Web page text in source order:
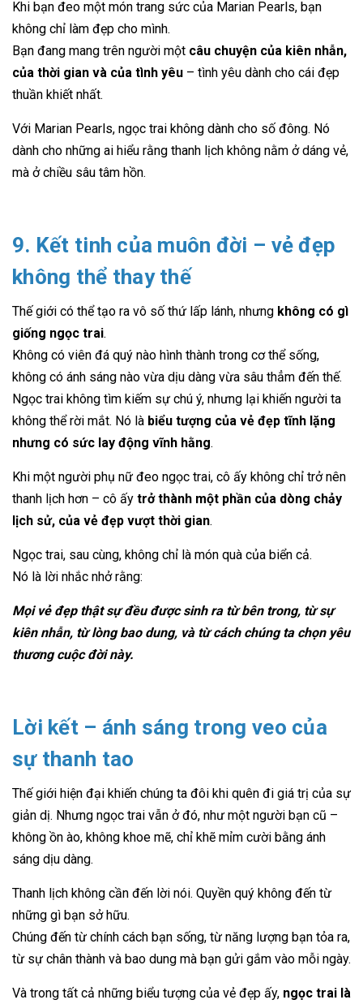
Khi bạn đeo một món trang sức của Marian Pearls, bạn
không chỉ làm đẹp cho mình.
Bạn đang mang trên người một câu chuyện của kiên nhẫn,
của thời gian và của tình yêu – tình yêu dành cho cái đẹp
thuần khiết nhất.
Với Marian Pearls, ngọc trai không dành cho số đông. Nó
dành cho những ai hiểu rằng thanh lịch không nằm ở dáng vẻ,
mà ở chiều sâu tâm hồn.
9. Kết tinh của muôn đời – vẻ đẹp
không thể thay thế
Thế giới có thể tạo ra vô số thứ lấp lánh, nhưng không có gì
giống ngọc trai.
Không có viên đá quý nào hình thành trong cơ thể sống,
không có ánh sáng nào vừa dịu dàng vừa sâu thẳm đến thế.
Ngọc trai không tìm kiếm sự chú ý, nhưng lại khiến người ta
không thể rời mắt. Nó là biểu tượng của vẻ đẹp tĩnh lặng
nhưng có sức lay động vĩnh hằng.
Khi một người phụ nữ đeo ngọc trai, cô ấy không chỉ trở nên
thanh lịch hơn – cô ấy trở thành một phần của dòng chảy
lịch sử, của vẻ đẹp vượt thời gian.
Ngọc trai, sau cùng, không chỉ là món quà của biển cả.
Nó là lời nhắc nhở rằng:
Mọi vẻ đẹp thật sự đều được sinh ra từ bên trong, từ sự
kiên nhẫn, từ lòng bao dung, và từ cách chúng ta chọn yêu
thương cuộc đời này.
Lời kết – ánh sáng trong veo của
sự thanh tao
Thế giới hiện đại khiến chúng ta đôi khi quên đi giá trị của sự
giản dị. Nhưng ngọc trai vẫn ở đó, như một người bạn cũ –
không ồn ào, không khoe mẽ, chỉ khẽ mỉm cười bằng ánh
sáng dịu dàng.
Thanh lịch không cần đến lời nói. Quyền quý không đến từ
những gì bạn sở hữu.
Chúng đến từ chính cách bạn sống, từ năng lượng bạn tỏa ra,
từ sự chân thành và bao dung mà bạn gửi gắm vào mỗi ngày.
Và trong tất cả những biểu tượng của vẻ đẹp ấy, ngọc trai là